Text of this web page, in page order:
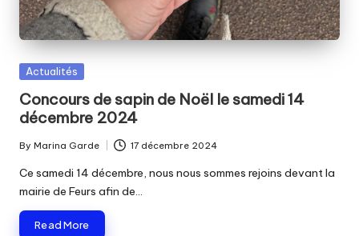
Posted
Actualités
Concours de sapin de Noël le samedi 14
décembre 2024
Posted
by
By Marina Garde 17 décembre 2024
Ce samedi 14 décembre, nous nous sommes rejoins devant la
mairie de Feurs afin de…
Read More